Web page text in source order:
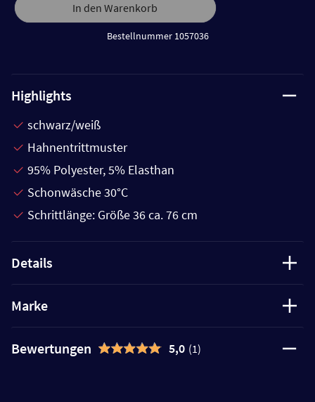
In den Warenkorb
Bestellnummer 1057036
Highlights
schwarz/weiß
Hahnentrittmuster
95% Polyester, 5% Elasthan
Schonwäsche 30°C
Schrittlänge: Größe 36 ca. 76 cm
Details
Marke
Bewertungen 5,0 (1)